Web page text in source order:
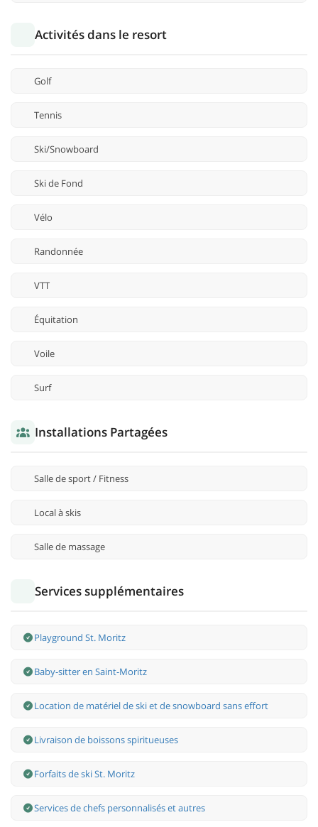
Activités dans le resort
Golf
Tennis
Ski/Snowboard
Ski de Fond
Vélo
Randonnée
VTT
Équitation
Voile
Surf
Installations Partagées
Salle de sport / Fitness
Local à skis
Salle de massage
Services supplémentaires
Playground St. Moritz
Baby-sitter en Saint-Moritz
Location de matériel de ski et de snowboard sans effort
Livraison de boissons spiritueuses
Forfaits de ski St. Moritz
Services de chefs personnalisés et autres